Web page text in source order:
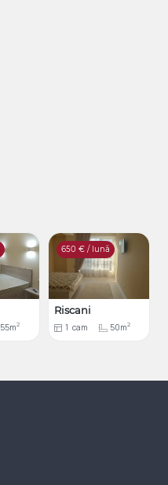
55m2
650 € / lună
Riscani
1 cam 50m2